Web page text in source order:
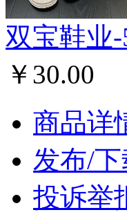
双宝鞋业-
￥30.00
商品详
发布/
投诉举